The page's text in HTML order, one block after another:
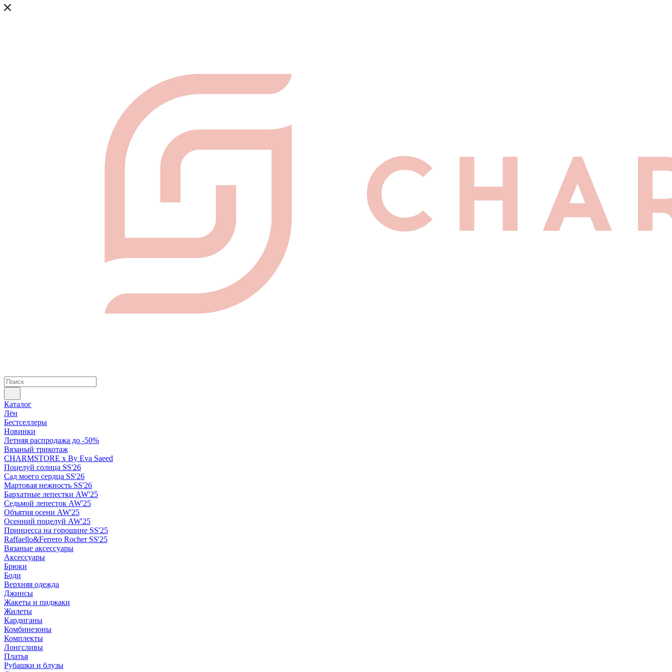
Каталог
Лён
Бестселлеры
Новинки
Летняя распродажа до -50%
Вязаный трикотаж
CHARMSTORE х By Eva Saeed
Поцелуй солнца SS'26
Сад моего сердца SS'26
Мартовая нежность SS'26
Бархатные лепестки AW'25
Седьмой лепесток AW'25
Объятия осени AW'25
Осенний поцелуй AW'25
Принцесса на горошине SS'25
Raffaello&Ferrero Rocher SS'25
Вязаные аксессуары
Аксессуары
Брюки
Боди
Верхняя одежда
Джинсы
Жакеты и пиджаки
Жилеты
Кардиганы
Комбинезоны
Комплекты
Лонгсливы
Платья
Рубашки и блузы